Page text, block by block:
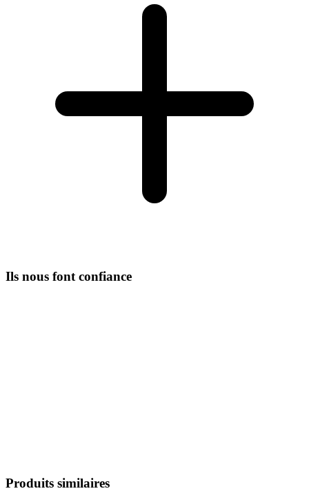
Ils nous font confiance
Produits similaires